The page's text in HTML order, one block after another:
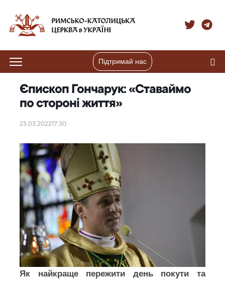
Підтримай нас
Єпископ Гончарук: «Ставаймо
по стороні життя»
23.03.202217:30
Як найкраще пережити день покути та